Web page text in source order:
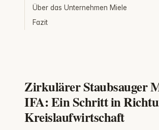
Über das Unternehmen Miele
Fazit
Zirkulärer Staubsauger
IFA: Ein Schritt in
Kreislaufwirtschaft